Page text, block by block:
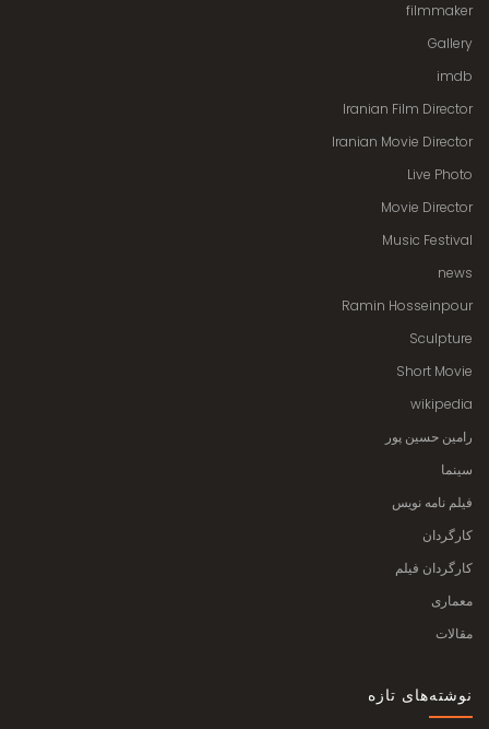
filmmaker
Gallery
imdb
Iranian Film Director
Iranian Movie Director
Live Photo
Movie Director
Music Festival
news
Ramin Hosseinpour
Sculpture
Short Movie
wikipedia
رامین حسین پور
سینما
فیلم نامه نویس
کارگردان
کارگردان فیلم
معماری
مقالات
نوشته‌های تازه